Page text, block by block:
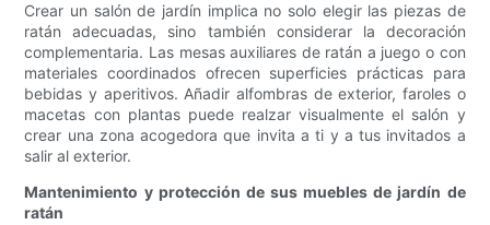
Crear un salón de jardín implica no solo elegir las piezas de
ratán adecuadas, sino también considerar la decoración
complementaria. Las mesas auxiliares de ratán a juego o con
materiales coordinados ofrecen superficies prácticas para
bebidas y aperitivos. Añadir alfombras de exterior, faroles o
macetas con plantas puede realzar visualmente el salón y
crear una zona acogedora que invita a ti y a tus invitados a
salir al exterior.
Mantenimiento y protección de sus muebles de jardín de
ratán